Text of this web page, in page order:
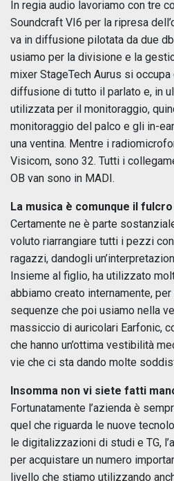
In regia audio lavoriamo con tre
Soundcraft VI6 per la ripresa
va in diffusione pilotata da due
usiamo per la divisione e la
mixer StageTech Aurus si
diffusione di tutto il parlato e, in
utilizzata per il monitoraggio,
monitoraggio del palco e gli in-
una ventina. Mentre i
Visicom, sono 32. Tutti i
OB van sono in MADI.
La musica è comunque il
Certamente ne è parte
voluto riarrangiare tutti i pezzi
ragazzi, dandogli
Insieme al figlio, ha utilizzato
abbiamo creato internamente,
sequenze che poi usiamo nella
massiccio di auricolari Earfonic,
che hanno un’ottima vestibilità
vie che ci sta dando molte
Insomma non vi siete fatti
Fortunatamente l’azienda è
quel che riguarda le nuove
le digitalizzazioni di studi e TG,
per acquistare un numero
livello che stiamo utilizzando